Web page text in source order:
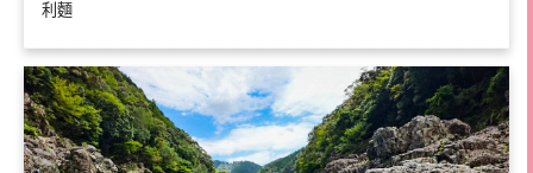
利麵